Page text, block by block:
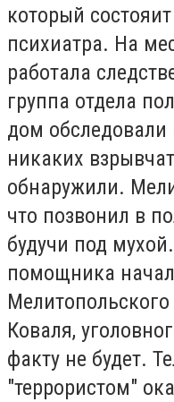
который
психиатра. На
работала
группа отдела
дом обследовали
никаких
обнаружили.
что позвонил в
будучи под
помощника
Коваля,
факту не будет.
"террористом"